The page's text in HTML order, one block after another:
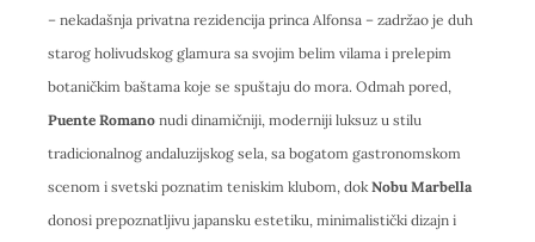
– nekadašnja privatna rezidencija princa Alfonsa – zadržao je duh
starog holivudskog glamura sa svojim belim vilama i prelepim
botaničkim baštama koje se spuštaju do mora. Odmah pored,
Puente Romano nudi dinamičniji, moderniji luksuz u stilu
tradicionalnog andaluzijskog sela, sa bogatom gastronomskom
scenom i svetski poznatim teniskim klubom, dok Nobu Marbella
donosi prepoznatljivu japansku estetiku, minimalistički dizajn i